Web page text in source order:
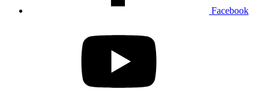
Facebook